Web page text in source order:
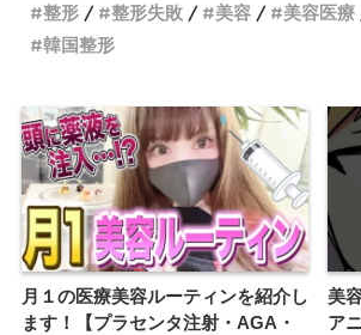
整形
整形失敗 美容 美容医療
韓国整形
月１の医療美容ルーティンを紹介し
ます！【プラセンタ注射・AGA・
美
ア